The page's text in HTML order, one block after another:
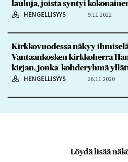
lauluja, joista syntyi
HENGELLISYYS 9.11.2022
Kirkkovuodessa näkyy
Vantaankosken kirkkoherra
kirjan, jonka kohderyhmä
HENGELLISYYS 26.11.2020
Löydä lisää